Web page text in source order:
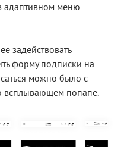
адаптивном меню
задействовать
форму подписки на
можно было с
всплывающем попапе.